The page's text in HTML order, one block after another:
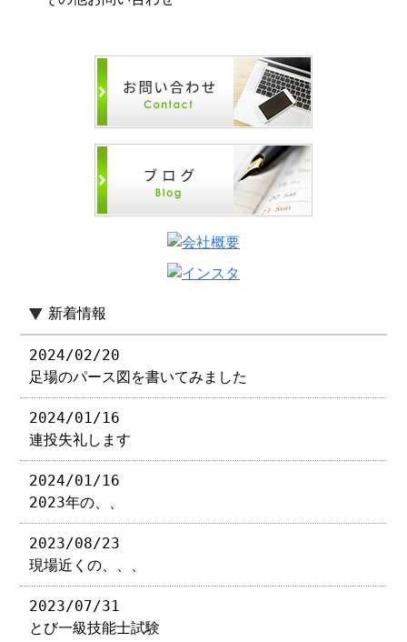
新着情報
2024/02/20
足場のパース図を書いてみました
2024/01/16
連投失礼します
2024/01/16
2023年の、、
2023/08/23
現場近くの、、、
2023/07/31
とび一級技能士試験